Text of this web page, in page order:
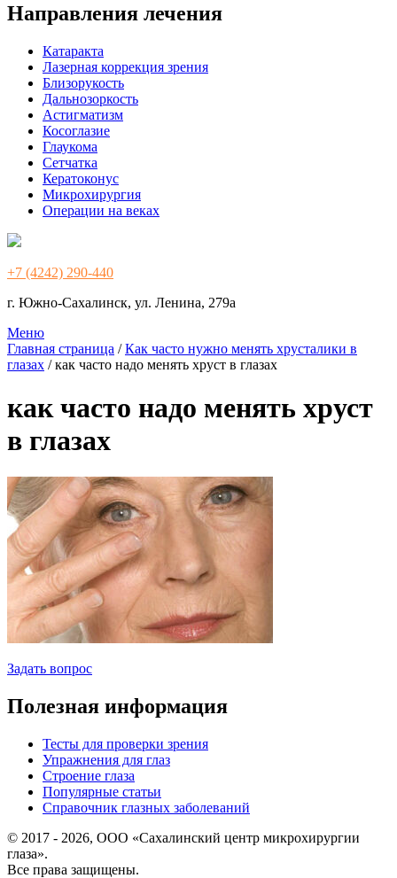
Направления лечения
Катаракта
Лазерная коррекция зрения
Близорукость
Дальнозоркость
Астигматизм
Косоглазие
Глаукома
Сетчатка
Кератоконус
Микрохирургия
Операции на веках
+7 (4242) 290-440
г. Южно-Сахалинск, ул. Ленина, 279а
Меню
Главная страница /Как часто нужно менять хрусталики в
глазах /как часто надо менять хруст в глазах
как часто надо менять хруст
в глазах
Задать вопрос
Полезная информация
Тесты для проверки зрения
Упражнения для глаз
Строение глаза
Популярные статьи
Справочник глазных заболеваний
© 2017 - 2026, ООО «Сахалинский центр микрохирургии
глаза».
Все права защищены.